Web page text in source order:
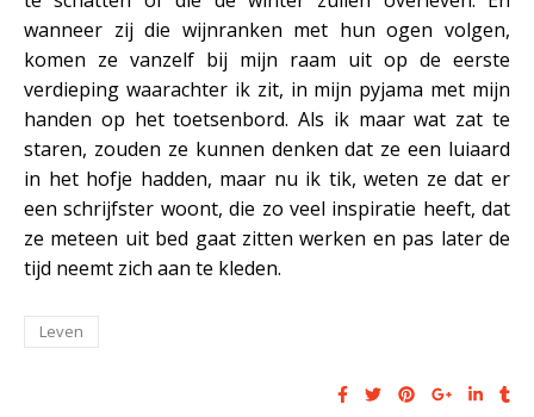
wanneer zij die wijnranken met hun ogen volgen,
komen ze vanzelf bij mijn raam uit op de eerste
verdieping waarachter ik zit, in mijn pyjama met mijn
handen op het toetsenbord. Als ik maar wat zat te
staren, zouden ze kunnen denken dat ze een luiaard
in het hofje hadden, maar nu ik tik, weten ze dat er
een schrijfster woont, die zo veel inspiratie heeft, dat
ze meteen uit bed gaat zitten werken en pas later de
tijd neemt zich aan te kleden.
Leven